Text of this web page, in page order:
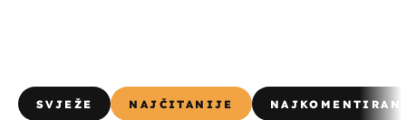
SVJEŽE NAJČITANIJE